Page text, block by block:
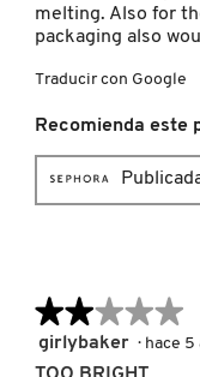
MURAD
NARS
NUDESTIX
melting. Also for
packaging also
Traducir con Google
Recomienda este
★★★★★
★★★★★
2
de
girlybaker · hace 5